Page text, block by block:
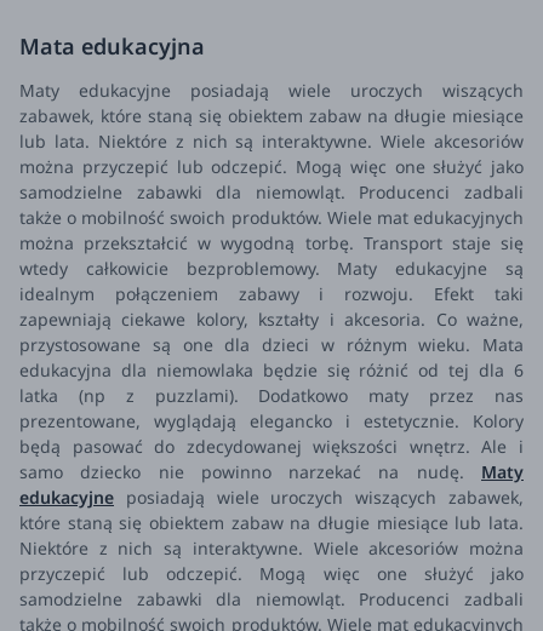
Mata edukacyjna
Maty edukacyjne posiadają wiele uroczych wiszących
zabawek, które staną się obiektem zabaw na długie miesiące
lub lata. Niektóre z nich są interaktywne. Wiele akcesoriów
można przyczepić lub odczepić. Mogą więc one służyć jako
samodzielne zabawki dla niemowląt. Producenci zadbali
także o mobilność swoich produktów. Wiele mat edukacyjnych
można przekształcić w wygodną torbę. Transport staje się
wtedy całkowicie bezproblemowy. Maty edukacyjne są
idealnym połączeniem zabawy i rozwoju. Efekt taki
zapewniają ciekawe kolory, kształty i akcesoria. Co ważne,
przystosowane są one dla dzieci w różnym wieku. Mata
edukacyjna dla niemowlaka będzie się różnić od tej dla 6
latka (np z puzzlami). Dodatkowo maty przez nas
prezentowane, wyglądają elegancko i estetycznie. Kolory
będą pasować do zdecydowanej większości wnętrz. Ale i
samo dziecko nie powinno narzekać na nudę. Maty
edukacyjne posiadają wiele uroczych wiszących zabawek,
które staną się obiektem zabaw na długie miesiące lub lata.
Niektóre z nich są interaktywne. Wiele akcesoriów można
przyczepić lub odczepić. Mogą więc one służyć jako
samodzielne zabawki dla niemowląt. Producenci zadbali
także o mobilność swoich produktów. Wiele mat edukacyjnych